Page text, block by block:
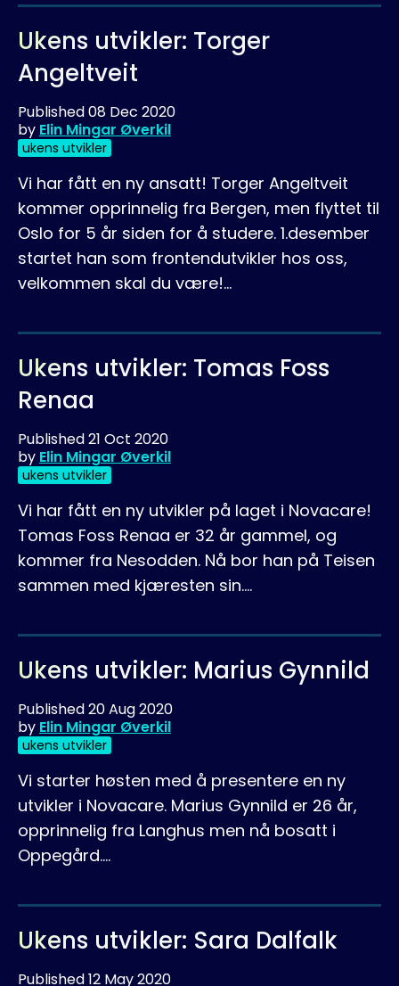
Ukens utvikler: Torger
Angeltveit
Published08 Dec 2020
by Elin Mingar Øverkil
ukens utvikler
Vi har fått en ny ansatt! Torger Angeltveit
kommer opprinnelig fra Bergen, men flyttet til
Oslo for 5 år siden for å studere. 1.desember
startet han som frontendutvikler hos oss,
velkommen skal du være!…
Ukens utvikler: Tomas Foss
Renaa
Published21 Oct 2020
by Elin Mingar Øverkil
ukens utvikler
Vi har fått en ny utvikler på laget i Novacare!
Tomas Foss Renaa er 32 år gammel, og
kommer fra Nesodden. Nå bor han på Teisen
sammen med kjæresten sin.…
Ukens utvikler: Marius Gynnild
Published20 Aug 2020
by Elin Mingar Øverkil
ukens utvikler
Vi starter høsten med å presentere en ny
utvikler i Novacare. Marius Gynnild er 26 år,
opprinnelig fra Langhus men nå bosatt i
Oppegård.…
Ukens utvikler: Sara Dalfalk
Published12 May 2020